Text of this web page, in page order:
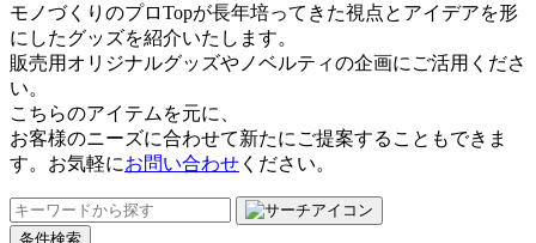
モノづくりのプロTopが長年培ってきた視点とアイデアを形
にしたグッズを紹介いたします。
販売用オリジナルグッズやノベルティの企画にご活用くださ
い。
こちらのアイテムを元に、
お客様のニーズに合わせて新たにご提案することもできま
す。お気軽にお問い合わせ ください。
条件検索